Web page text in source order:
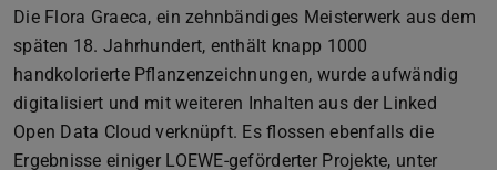
Die Flora Graeca, ein zehnbändiges Meisterwerk aus dem
späten 18. Jahrhundert, enthält knapp 1000
handkolorierte Pflanzenzeichnungen, wurde aufwändig
digitalisiert und mit weiteren Inhalten aus der Linked
Open Data Cloud verknüpft. Es flossen ebenfalls die
Ergebnisse einiger LOEWE-geförderter Projekte, unter